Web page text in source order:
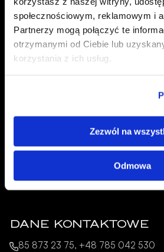
społecznościowym, reklamowym i
Partnerzy mogą połączyć te
otrzymanymi od Ciebie lub
korzystania z ich usług.
Zezwól na
Odmowa
NASZE PRODUKTY
DANE
17-200 Hajnówka
DANE KONTAKTOWE
85 873 23 75, +48 785 042 530